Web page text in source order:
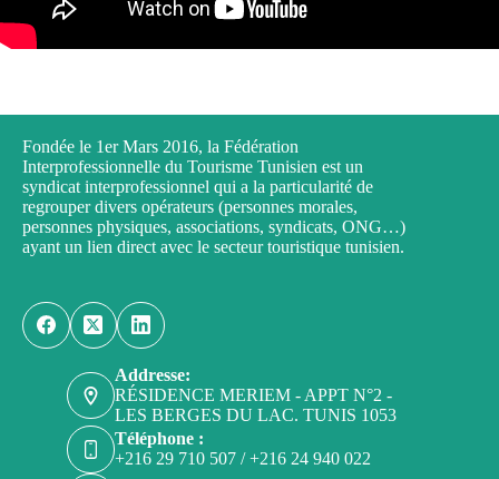
Fondée le 1er Mars 2016, la Fédération
Interprofessionnelle du Tourisme Tunisien est un
syndicat interprofessionnel qui a la particularité de
regrouper divers opérateurs (personnes morales,
personnes physiques, associations, syndicats, ONG…)
ayant un lien direct avec le secteur touristique tunisien.
Addresse:
RÉSIDENCE MERIEM - APPT N°2 -
LES BERGES DU LAC. TUNIS 1053
Téléphone :
+216 29 710 507 / +216 24 940 022